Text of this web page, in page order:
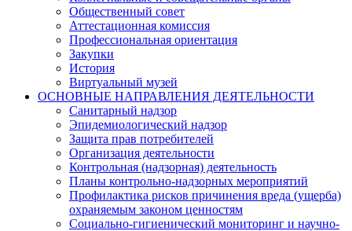
Общественный совет
Аттестационная комиссия
Профессиональная ориентация
Закупки
История
Виртуальный музей
ОСНОВНЫЕ НАПРАВЛЕНИЯ ДЕЯТЕЛЬНОСТИ
Санитарный надзор
Эпидемиологический надзор
Защита прав потребителей
Организация деятельности
Контрольная (надзорная) деятельность
Планы контрольно-надзорных мероприятий
Профилактика рисков причинения вреда (ущерба)
охраняемым законом ценностям
Социально-гигиенический мониторинг и научно-